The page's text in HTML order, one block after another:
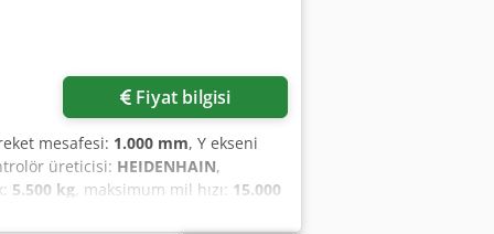
Fiyat bilgisi
mesafesi: 1.000 mm, Y ekseni
üreticisi: HEIDENHAIN,
5.500 kg, maksimum mil hızı: 15.000